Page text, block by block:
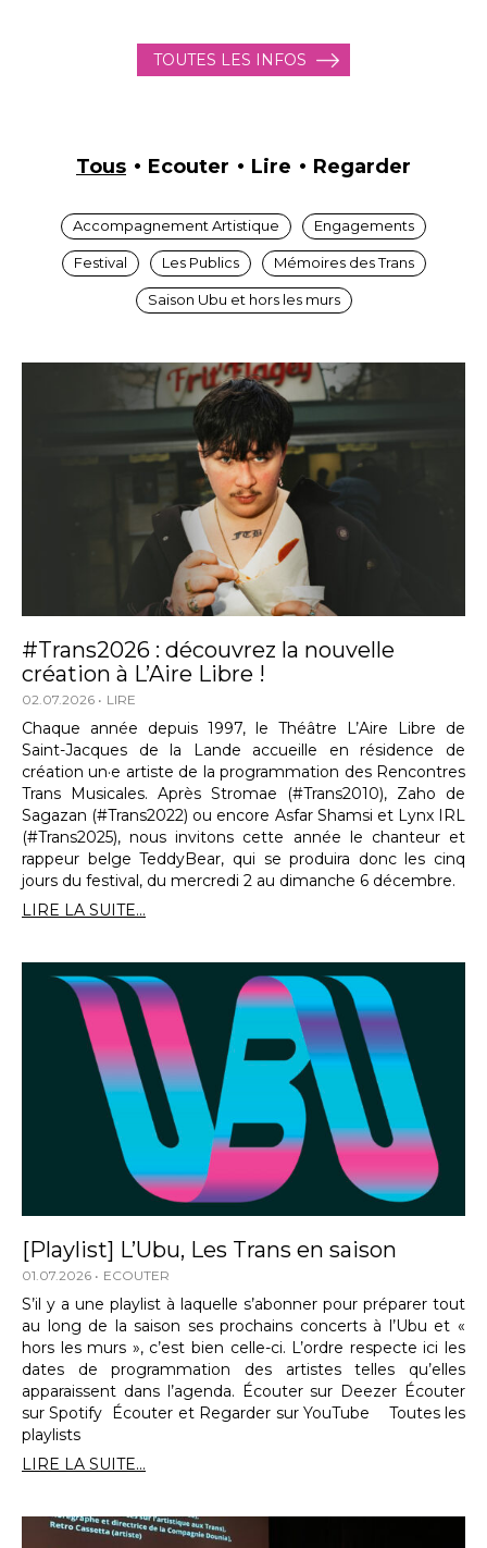
TOUTES LES INFOS
Tous Ecouter Lire Regarder
Accompagnement Artistique Engagements
Festival Les Publics Mémoires des Trans
Saison Ubu et hors les murs
#Trans2026 : découvrez la nouvelle
création à L’Aire Libre !
02.07.2026 LIRE
Chaque année depuis 1997, le Théâtre L’Aire Libre de
Saint-Jacques de la Lande accueille en résidence de
création un·e artiste de la programmation des Rencontres
Trans Musicales. Après Stromae (#Trans2010), Zaho de
Sagazan (#Trans2022) ou encore Asfar Shamsi et Lynx IRL
(#Trans2025), nous invitons cette année le chanteur et
rappeur belge TeddyBear, qui se produira donc les cinq
jours du festival, du mercredi 2 au dimanche 6 décembre.
LIRE LA SUITE...
[Playlist] L’Ubu, Les Trans en saison
01.07.2026 ECOUTER
S’il y a une playlist à laquelle s’abonner pour préparer tout
au long de la saison ses prochains concerts à l’Ubu et «
hors les murs », c’est bien celle-ci. L’ordre respecte ici les
dates de programmation des artistes telles qu’elles
apparaissent dans l’agenda. Écouter sur Deezer Écouter
sur Spotify Écouter et Regarder sur YouTube Toutes les
playlists
LIRE LA SUITE...